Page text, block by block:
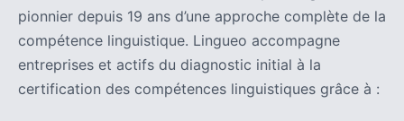
pionnier depuis 19 ans d’une approche complète de la
compétence linguistique. Lingueo accompagne
entreprises et actifs du diagnostic initial à la
certification des compétences linguistiques grâce à :